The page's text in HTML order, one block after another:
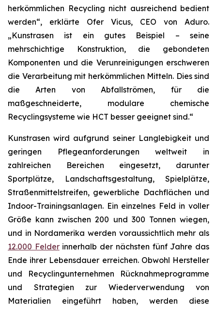
herkömmlichen Recycling nicht ausreichend bedient
werden“, erklärte Ofer Vicus, CEO von Aduro.
„Kunstrasen ist ein gutes Beispiel – seine
mehrschichtige Konstruktion, die gebondeten
Komponenten und die Verunreinigungen erschweren
die Verarbeitung mit herkömmlichen Mitteln. Dies sind
die Arten von Abfallströmen, für die
maßgeschneiderte, modulare chemische
Recyclingsysteme wie HCT besser geeignet sind.“
Kunstrasen wird aufgrund seiner Langlebigkeit und
geringen Pflegeanforderungen weltweit in
zahlreichen Bereichen eingesetzt, darunter
Sportplätze, Landschaftsgestaltung, Spielplätze,
Straßenmittelstreifen, gewerbliche Dachflächen und
Indoor-Trainingsanlagen. Ein einzelnes Feld in voller
Größe kann zwischen 200 und 300 Tonnen wiegen,
und in Nordamerika werden voraussichtlich mehr als
12.000 Felderinnerhalb der nächsten fünf Jahre das
Ende ihrer Lebensdauer erreichen. Obwohl Hersteller
und Recyclingunternehmen Rücknahmeprogramme
und Strategien zur Wiederverwendung von
Materialien eingeführt haben, werden diese